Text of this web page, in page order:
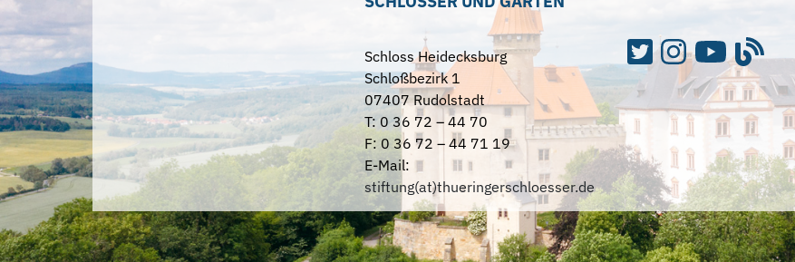
Schloss Heidecksburg
Schloßbezirk 1
07407 Rudolstadt
T: 0 36 72 – 44 70
F: 0 36 72 – 44 71 19
E-Mail:
stiftung(at)thueringerschloesser.de